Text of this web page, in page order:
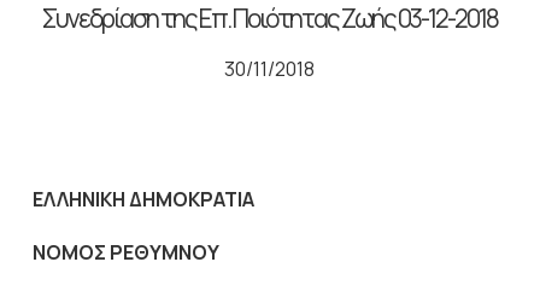
Συνεδρίαση της Επ. Ποιότητας Ζωής 03-12-2018
30/11/2018
ΕΛΛΗΝΙΚΗ ΔΗΜΟΚΡΑΤΙΑ
NOMOΣ ΡΕΘΥΜΝΟΥ